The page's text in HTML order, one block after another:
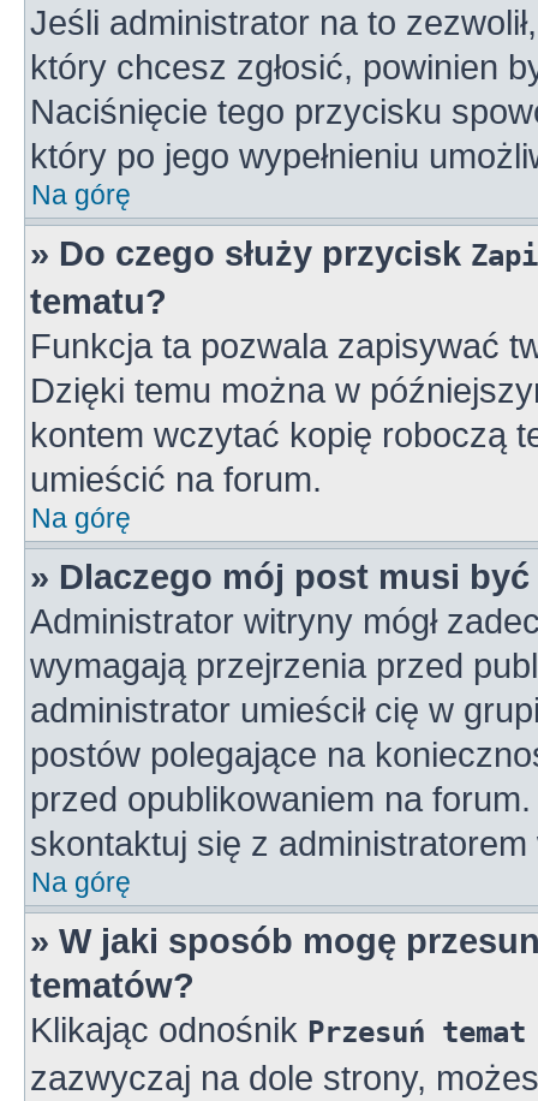
Jeśli administrator na to
który chcesz zgłosić, powinien
Naciśnięcie tego przycisku
który po jego wypełnieniu
Na górę
» Do czego służy przycisk
tematu?
Funkcja ta pozwala zapisywać
Dzięki temu można w
kontem wczytać kopię roboczą
umieścić na forum.
Na górę
» Dlaczego mój post musi
Administrator witryny mógł
wymagają przejrzenia przed
administrator umieścił cię w
postów polegające na
przed opublikowaniem na
skontaktuj się z administratorem
Na górę
» W jaki sposób mogę
tematów?
Klikając odnośnik Przesuń
zazwyczaj na dole strony,